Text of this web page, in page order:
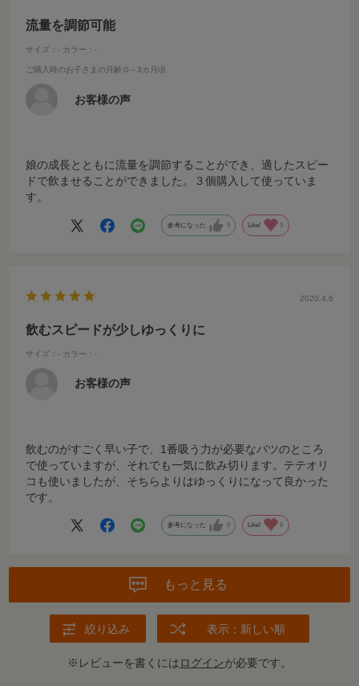
流量を調節可能
サイズ：- カラー：-
ご購入時のお子さまの月齢:0～3カ月頃
お客様の声
娘の成長とともに流量を調節することができ、適したスピー
ドで飲ませることができました。３個購入して使っていま
す。
参考になった 0 Like! 3
2020.4.6
飲むスピードが少しゆっくりに
サイズ：- カラー：-
お客様の声
飲むのがすごく早い子で、1番吸う力が必要なバツのところ
で使っていますが、それでも一気に飲み切ります。テテオリ
コも使いましたが、そちらよりはゆっくりになって良かった
です。
参考になった 0 Like! 6
もっと見る
絞り込み 表示：新しい順
※レビューを書くにはログインが必要です。